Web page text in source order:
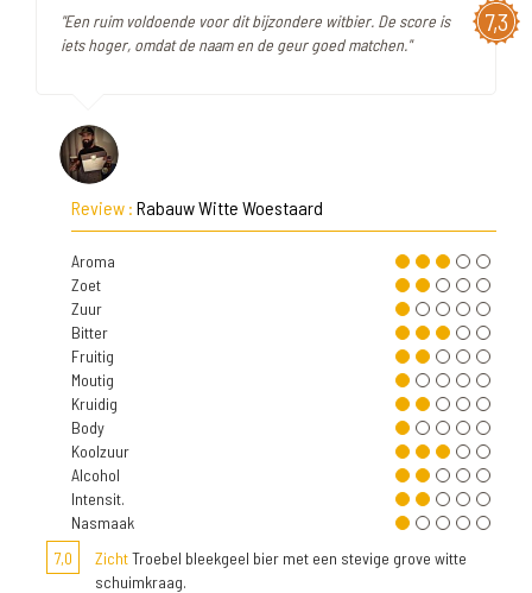
7,3
"Een ruim voldoende voor dit bijzondere witbier. De score is
iets hoger, omdat de naam en de geur goed matchen."
Review : Rabauw Witte Woestaard
Aroma
Zoet
Zuur
Bitter
Fruitig
Moutig
Kruidig
Body
Koolzuur
Alcohol
Intensit.
Nasmaak
7,0
ZichtTroebel bleekgeel bier met een stevige grove witte
schuimkraag.